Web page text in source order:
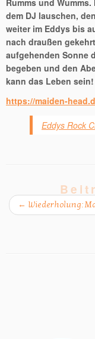
Rumms und
dem DJ lauschen,
weiter im Eddys bis
nach draußen
aufgehenden Sonne
begeben und den
kann das Leben sein!
https://maiden-
Eddys Rock
← Wiederholung: